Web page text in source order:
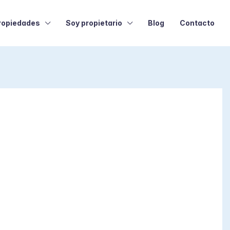
Soy propietario Blog Contacto